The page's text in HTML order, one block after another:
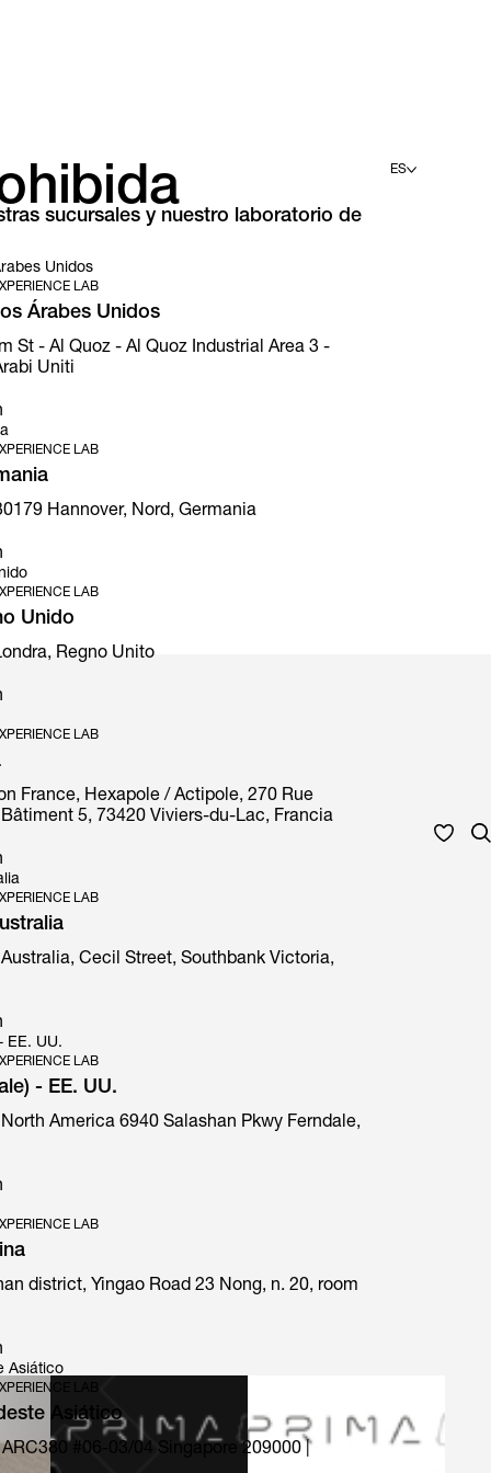
E1 Prima special edition
sucursales y nuestro laboratorio de
Unidos
LAB
Árabes Unidos
St - Al Quoz - Al Quoz Industrial Area 3 -
Uniti
LAB
Hannover, Nord, Germania
LAB
Unido
Regno Unito
LAB
France, Hexapole / Actipole, 270 Rue
5, 73420 Viviers-du-Lac, Francia
LAB
Cecil Street, Southbank Victoria,
EE. UU.
LAB
- EE. UU.
America 6940 Salashan Pkwy Ferndale,
LAB
district, Yingao Road 23 Nong, n. 20, room
Asiático
LAB
Asiático
#06-03/04 Singapore 209000 |
ES